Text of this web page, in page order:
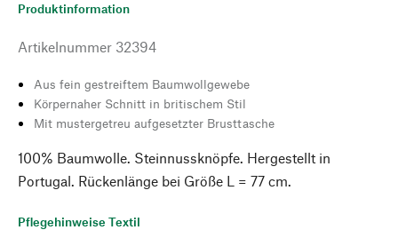
Produktinformation
Artikelnummer 32394
Aus fein gestreiftem Baumwollgewebe
Körpernaher Schnitt in britischem Stil
Mit mustergetreu aufgesetzter Brusttasche
100% Baumwolle. Steinnussknöpfe. Hergestellt in
Portugal. Rückenlänge bei Größe L = 77 cm.
Pflegehinweise Textil